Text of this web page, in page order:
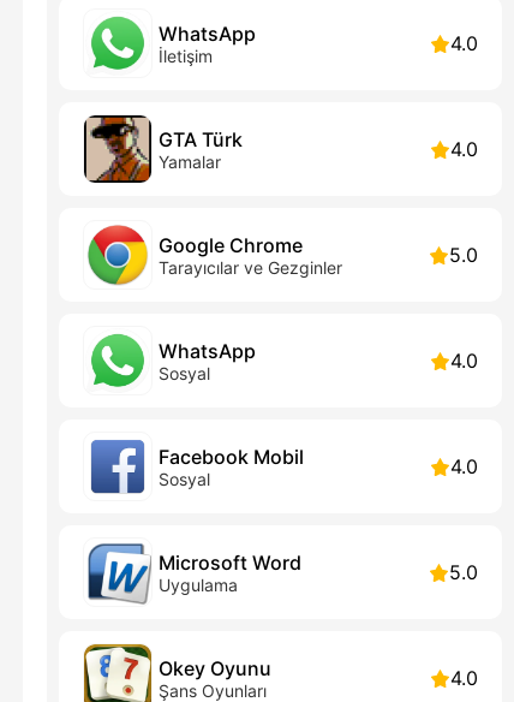
WhatsApp
İletişim 4.0
GTA Türk
Yamalar 4.0
Google Chrome
Tarayıcılar ve Gezginler 5.0
WhatsApp
Sosyal 4.0
Facebook Mobil
Sosyal 4.0
Microsoft Word
Uygulama 5.0
Okey Oyunu
Şans Oyunları 4.0